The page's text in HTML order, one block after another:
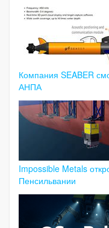
Компания SEABER
АНПА
Impossible Metals
Пенсильвании